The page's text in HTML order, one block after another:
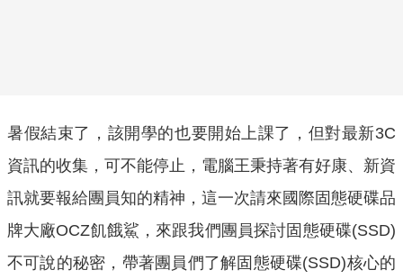
暑假結束了，該開學的也要開始上課了，但對最新3C
資訊的收集，可不能停止，電腦王秉持著有好康、新資
訊就要報給團員知的精神，這一次請來國際固態硬碟品
牌大廠OCZ飢餓鯊，來跟我們團員探討固態硬碟(SSD)
不可說的秘密，帶著團員們了解固態硬碟(SSD)核心的